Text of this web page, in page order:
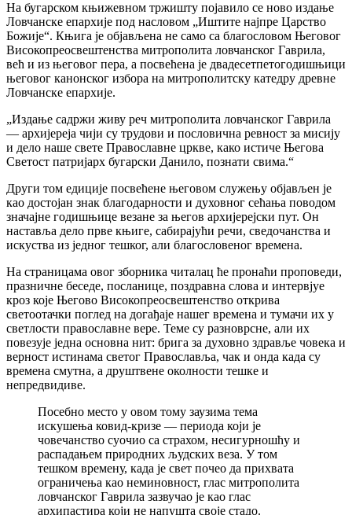
На бугарском књижевном тржишту појавило се ново издање
Ловчанске епархије под насловом „Иштите најпре Царство
Божије“. Књига је објављена не само са благословом Његовог
Високопреосвештенства митрополита ловчанског Гаврила,
већ и из његовог пера, а посвећена је двадесетпетогодишњици
његовог канонског избора на митрополитску катедру древне
Ловчанске епархије.
„Издање садржи живу реч митрополита ловчанског Гаврила
— архијереја чији су трудови и пословична ревност за мисију
и дело наше свете Православне цркве, како истиче Његова
Светост патријарх бугарски Данило, познати свима.“
Други том едиције посвећене његовом служењу објављен је
као достојан знак благодарности и духовног сећања поводом
значајне годишњице везане за његов архијерејски пут. Он
наставља дело прве књиге, сабирајући речи, сведочанства и
искуства из једног тешког, али благословеног времена.
На страницама овог зборника читалац ће пронаћи проповеди,
празничне беседе, посланице, поздравна слова и интервјуе
кроз које Његово Високопреосвештенство открива
светоотачки поглед на догађаје нашег времена и тумачи их у
светлости православне вере. Теме су разноврсне, али их
повезује једна основна нит: брига за духовно здравље човека и
верност истинама светог Православља, чак и онда када су
времена смутна, а друштвене околности тешке и
непредвидиве.
Посебно место у овом тому заузима тема
искушења ковид-кризе — периода који је
човечанство суочио са страхом, несигурношћу и
распадањем природних људских веза. У том
тешком времену, када је свет почео да прихвата
ограничења као неминовност, глас митрополита
ловчанског Гаврила зазвучао је као глас
архипастира који не напушта своје стадо.